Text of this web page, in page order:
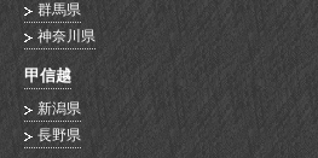
群馬県
神奈川県
甲信越
新潟県
長野県